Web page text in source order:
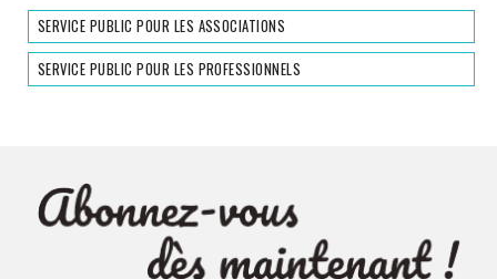
SERVICE PUBLIC POUR LES ASSOCIATIONS
SERVICE PUBLIC POUR LES PROFESSIONNELS